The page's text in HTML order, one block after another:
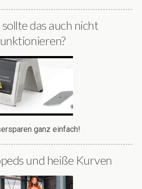
das auch nicht
ganz einfach!
und heiße Kurven